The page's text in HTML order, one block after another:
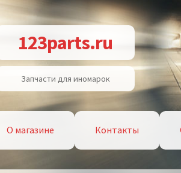
123parts.ru
Запчасти для иномарок
О магазине Контакты